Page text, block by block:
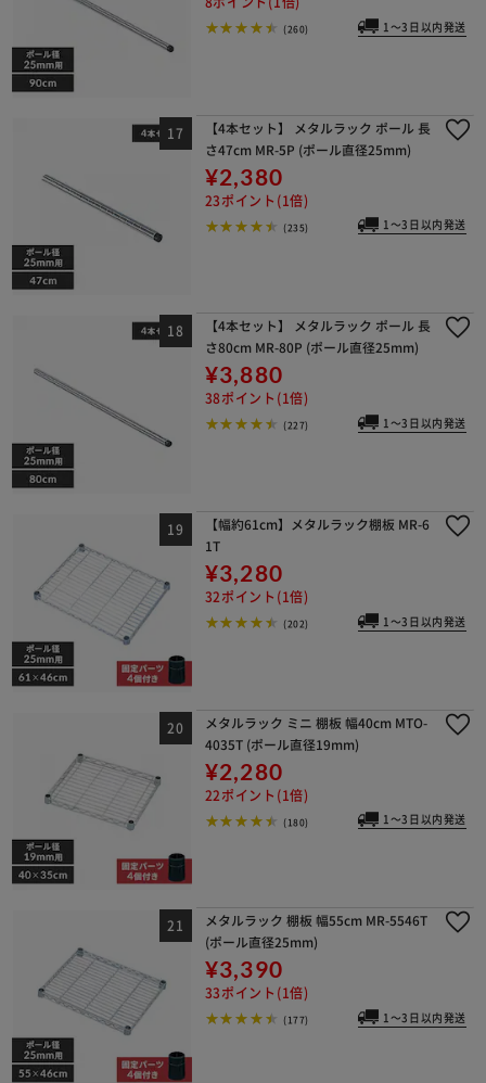
(260) 1～3日以内発送
【4本セット】 メタルラック ポール 長
さ47cm MR-5P (ポール直径25mm)
¥2,380
23ポイント(1倍)
(235) 1～3日以内発送
【4本セット】 メタルラック ポール 長
さ80cm MR-80P (ポール直径25mm)
¥3,880
38ポイント(1倍)
(227) 1～3日以内発送
【幅約61cm】メタルラック棚板 MR-6
1T
¥3,280
32ポイント(1倍)
(202) 1～3日以内発送
メタルラック ミニ 棚板 幅40cm MTO-
4035T (ポール直径19mm)
¥2,280
22ポイント(1倍)
(180) 1～3日以内発送
メタルラック 棚板 幅55cm MR-5546T
(ポール直径25mm)
¥3,390
33ポイント(1倍)
(177) 1～3日以内発送